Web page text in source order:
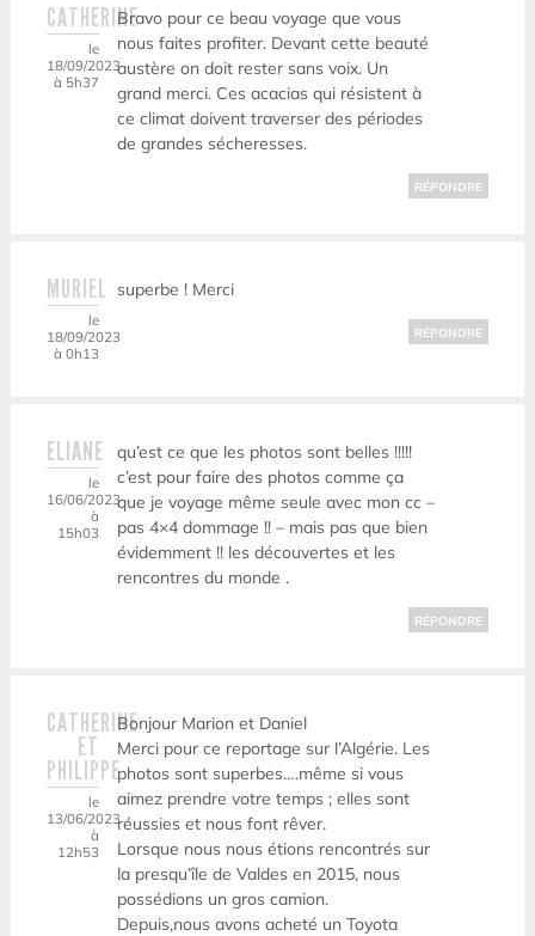
CATHERINE
le
18/09/2023
à 5h37
Bravo pour ce beau voyage que vous
nous faites profiter. Devant cette beauté
austère on doit rester sans voix. Un
grand merci. Ces acacias qui résistent à
ce climat doivent traverser des périodes
de grandes sécheresses.
RÉPONDRE
MURIEL
le
18/09/2023
à 0h13
superbe ! Merci
RÉPONDRE
ELIANE
le
16/06/2023
à
15h03
qu’est ce que les photos sont belles !!!!!
c’est pour faire des photos comme ça
que je voyage même seule avec mon cc –
pas 4×4 dommage !! – mais pas que bien
évidemment !! les découvertes et les
rencontres du monde .
RÉPONDRE
CATHERINE
ET
PHILIPPE
le
13/06/2023
à
12h53
Bonjour Marion et Daniel
Merci pour ce reportage sur l’Algérie. Les
photos sont superbes….même si vous
aimez prendre votre temps ; elles sont
réussies et nous font rêver.
Lorsque nous nous étions rencontrés sur
la presqu’île de Valdes en 2015, nous
possédions un gros camion.
Depuis,nous avons acheté un Toyota